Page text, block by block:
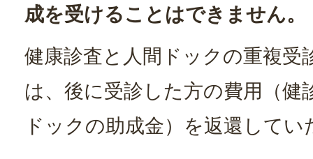
成を受けることはできません。
健康診査と人間ドックの重複受
は、後に受診した方の費用（健
ドックの助成金）を返還して